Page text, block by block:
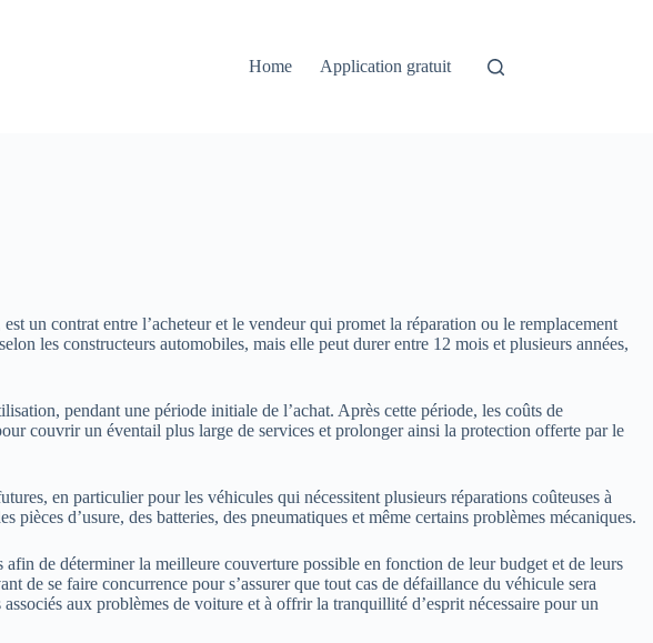
Home Application gratuit
un contrat entre l’acheteur et le vendeur qui promet la réparation ou le remplacement
les constructeurs automobiles, mais elle peut durer entre 12 mois et plusieurs années,
pendant une période initiale de l’achat. Après cette période, les coûts de
couvrir un éventail plus large de services et prolonger ainsi la protection offerte par le
en particulier pour les véhicules qui nécessitent plusieurs réparations coûteuses à
d’usure, des batteries, des pneumatiques et même certains problèmes mécaniques.
de déterminer la meilleure couverture possible en fonction de leur budget et de leurs
de se faire concurrence pour s’assurer que tout cas de défaillance du véhicule sera
aux problèmes de voiture et à offrir la tranquillité d’esprit nécessaire pour un